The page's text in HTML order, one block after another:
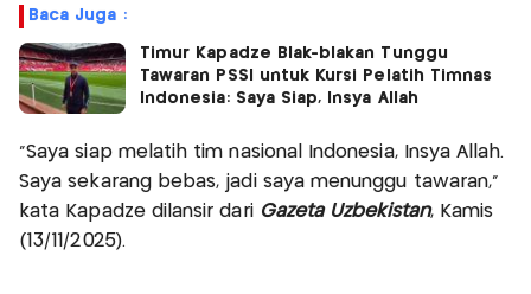
Baca Juga :
Timur Kapadze Blak-blakan Tunggu
Tawaran PSSI untuk Kursi Pelatih Timnas
Indonesia: Saya Siap, Insya Allah
“Saya siap melatih tim nasional Indonesia, Insya Allah.
Saya sekarang bebas, jadi saya menunggu tawaran,”
kata Kapadze dilansir dari Gazeta Uzbekistan, Kamis
(13/11/2025).